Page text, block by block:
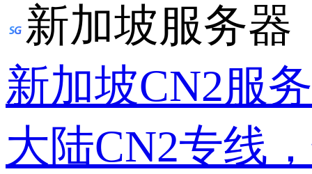
新加坡服务器
新加坡CN2服
大陆CN2专线